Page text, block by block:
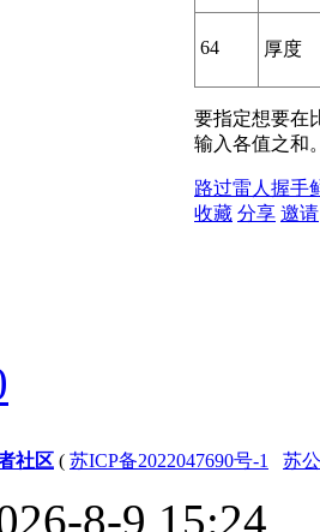
64 厚度
要指定想要在
输入各值之和
路过雷人 握手
收藏 分享 邀请
社区 ( 苏ICP备2022047690号-1 苏
8-9 15:24